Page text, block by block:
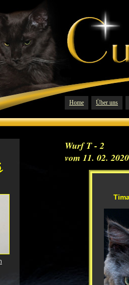
Home Über uns
Wurf T - 2
vom 11. 02. 2020